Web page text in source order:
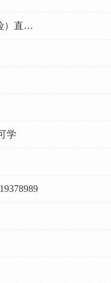
工程造价员（双休白班包饭交五险）直接电
学